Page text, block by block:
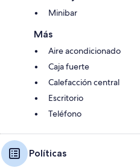
Minibar
Más
Aire acondicionado
Caja fuerte
Calefacción central
Escritorio
Teléfono
Políticas